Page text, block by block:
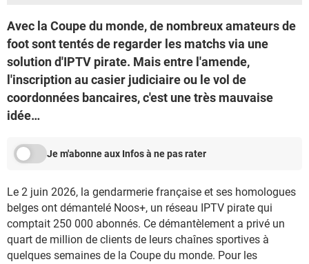
Avec la Coupe du monde, de nombreux amateurs de
foot sont tentés de regarder les matchs via une
solution d'IPTV pirate. Mais entre l'amende,
l'inscription au casier judiciaire ou le vol de
coordonnées bancaires, c'est une très mauvaise
idée…
Je m'abonne aux Infos à ne pas rater
Le 2 juin 2026, la gendarmerie française et ses homologues
belges ont démantelé Noos+, un réseau IPTV pirate qui
comptait 250 000 abonnés. Ce démantèlement a privé un
quart de million de clients de leurs chaînes sportives à
quelques semaines de la Coupe du monde. Pour les